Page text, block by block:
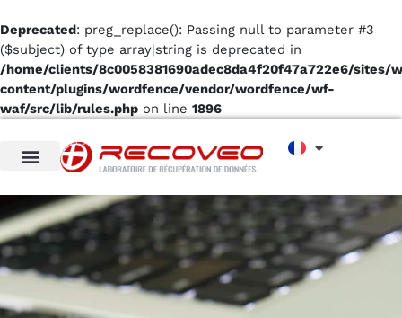
Deprecated: preg_replace(): Passing null to parameter #3
($subject) of type array|string is deprecated in
/home/clients/8c0058381690adec8da4f20f47a722e6/sites/
content/plugins/wordfence/vendor/wordfence/wf-
waf/src/lib/rules.php on line 1896